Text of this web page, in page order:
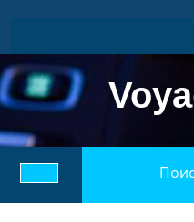
Кнопка